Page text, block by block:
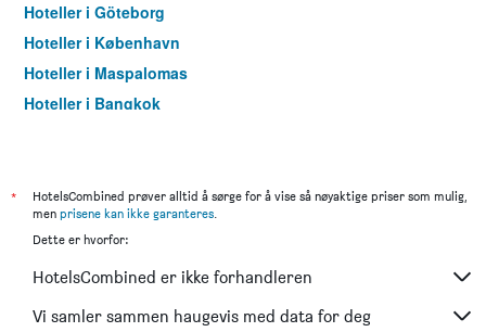
Hoteller i Göteborg
Hoteller i København
Hoteller i Maspalomas
Hoteller i Bangkok
*
HotelsCombined prøver alltid å sørge for å vise så nøyaktige priser som mulig,
men prisene kan ikke garanteres.
Dette er hvorfor:
HotelsCombined er ikke forhandleren
Vi samler sammen haugevis med data for deg